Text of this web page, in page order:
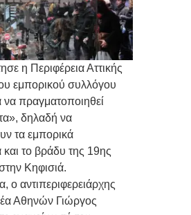
η Περιφέρεια Αττικής
εμπορικού συλλόγου
να πραγματοποιηθεί
δηλαδή να
τα εμπορικά
και το βράδυ της 19ης
Κηφισιά.
ο αντιπεριφερειάρχης
Αθηνών Γιώργος